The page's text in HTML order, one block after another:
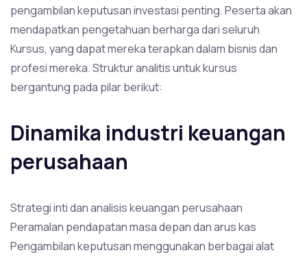
pengambilan keputusan investasi penting. Peserta akan
mendapatkan pengetahuan berharga dari seluruh
Kursus, yang dapat mereka terapkan dalam bisnis dan
profesi mereka. Struktur analitis untuk kursus
bergantung pada pilar berikut:
Dinamika industri keuangan
perusahaan
Strategi inti dan analisis keuangan perusahaan
Peramalan pendapatan masa depan dan arus kas
Pengambilan keputusan menggunakan berbagai alat